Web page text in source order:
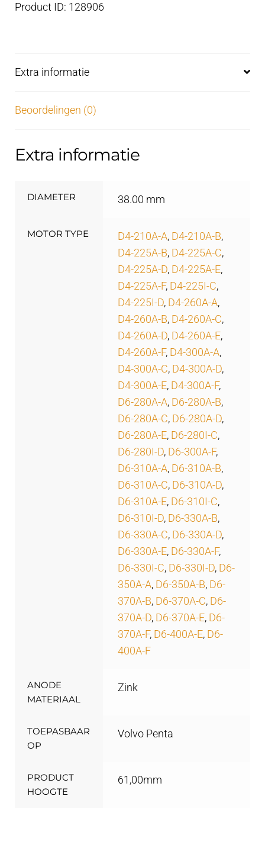
Product ID: 128906
Extra informatie
Beoordelingen (0)
Extra informatie
DIAMETER 38.00 mm
MOTOR TYPE D4-210A-A, D4-210A-B,
D4-225A-B, D4-225A-C,
D4-225A-D, D4-225A-E,
D4-225A-F, D4-225I-C,
D4-225I-D, D4-260A-A,
D4-260A-B, D4-260A-C,
D4-260A-D, D4-260A-E,
D4-260A-F, D4-300A-A,
D4-300A-C, D4-300A-D,
D4-300A-E, D4-300A-F,
D6-280A-A, D6-280A-B,
D6-280A-C, D6-280A-D,
D6-280A-E, D6-280I-C,
D6-280I-D, D6-300A-F,
D6-310A-A, D6-310A-B,
D6-310A-C, D6-310A-D,
D6-310A-E, D6-310I-C,
D6-310I-D, D6-330A-B,
D6-330A-C, D6-330A-D,
D6-330A-E, D6-330A-F,
D6-330I-C, D6-330I-D, D6-
350A-A, D6-350A-B, D6-
370A-B, D6-370A-C, D6-
370A-D, D6-370A-E, D6-
370A-F, D6-400A-E, D6-
400A-F
ANODE
MATERIAAL
Zink
TOEPASBAAR
OP
Volvo Penta
PRODUCT
HOOGTE
61,00mm